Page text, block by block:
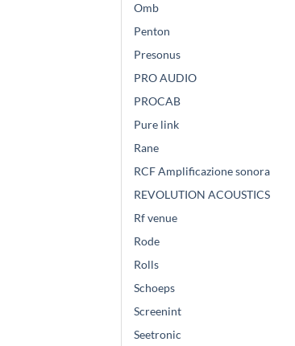
Omb
Penton
Presonus
PRO AUDIO
PROCAB
Pure link
Rane
RCF Amplificazione sonora
REVOLUTION ACOUSTICS
Rf venue
Rode
Rolls
Schoeps
Screenint
Seetronic